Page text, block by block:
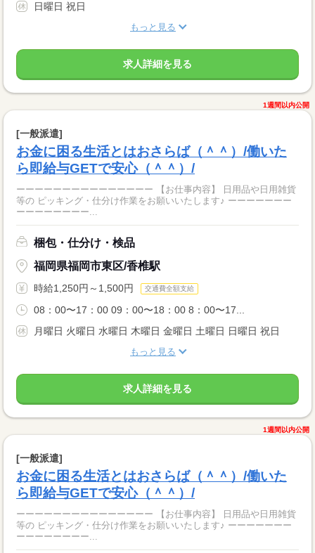
日曜日 祝日
もっと見る
求人詳細を見る
1週間以内公開
[一般派遣]
お金に困る生活とはおさらば（＾＾）/働いた
ら即給与GETで安心（＾＾）/
ーーーーーーーーーーーーーーー 【お仕事内容】 日用品や日用雑貨
等の ピッキング・仕分け作業をお願いいたします♪ ーーーーーーー
ーーーーーーーー...
梱包・仕分け・検品
福岡県福岡市東区/香椎駅
時給1,250円～1,500円 交通費全額支給
08：00〜17：00 09：00〜18：00 8：00〜17...
月曜日 火曜日 水曜日 木曜日 金曜日 土曜日 日曜日 祝日
もっと見る
求人詳細を見る
1週間以内公開
[一般派遣]
お金に困る生活とはおさらば（＾＾）/働いた
ら即給与GETで安心（＾＾）/
ーーーーーーーーーーーーーーー 【お仕事内容】 日用品や日用雑貨
等の ピッキング・仕分け作業をお願いいたします♪ ーーーーーーー
ーーーーーーーー...